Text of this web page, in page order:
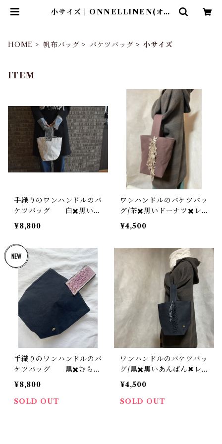
小サイズ | ONNELLINEN(オン
HOME 帆布バッグ バケツバッグ 小サイズ
ITEM
手織りのワンハンドルのバ
ケツバッグ 白✖️黒いハ
ンドル
¥8,800
ワンハンドルのバケツバッ
グ/茶✖️黒いドーナツ✖️レ
ース
¥4,500
手織りのワンハンドルのバ
ケツバッグ 黒✖️むらさ
きのハンドル
¥8,800
SOLD OUT
ワンハンドルのバケツバッ
グ/黒✖️黒いあんぱん✖︎レ
ース
¥4,500
SOLD OUT